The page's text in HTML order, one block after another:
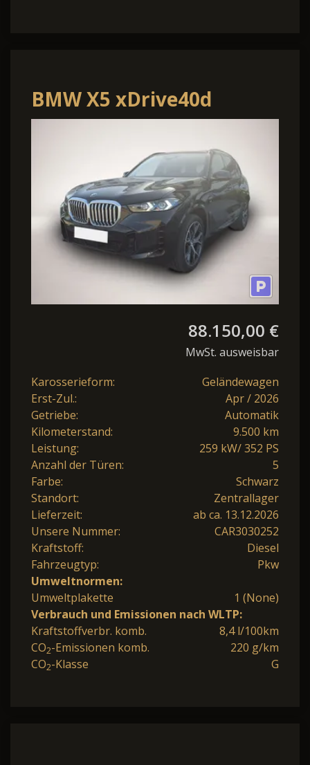
BMW X5 xDrive40d
88.150,00 €
MwSt. ausweisbar
Karosserieform:
Geländewagen
Erst-Zul.:
Apr / 2026
Getriebe:
Automatik
Kilometerstand:
9.500 km
Leistung:
259 kW/ 352 PS
Anzahl der Türen:
5
Farbe:
Schwarz
Standort:
Zentrallager
Lieferzeit:
ab ca. 13.12.2026
Unsere Nummer:
CAR3030252
Kraftstoff:
Diesel
Fahrzeugtyp:
Pkw
Umweltnormen:
Umweltplakette
1 (None)
Verbrauch und Emissionen nach WLTP:
Kraftstoffverbr. komb.
8,4 l/100km
CO2-Emissionen komb.
220 g/km
CO2-Klasse G